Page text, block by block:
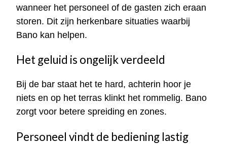
wanneer het personeel of de gasten zich eraan
storen. Dit zijn herkenbare situaties waarbij
Bano kan helpen.
Het geluid is ongelijk verdeeld
Bij de bar staat het te hard, achterin hoor je
niets en op het terras klinkt het rommelig. Bano
zorgt voor betere spreiding en zones.
Personeel vindt de bediening lastig